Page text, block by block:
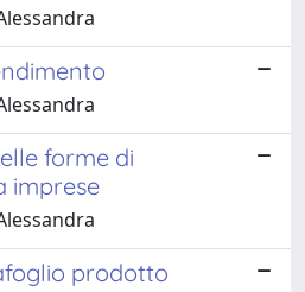
forme di
imprese
prodotto